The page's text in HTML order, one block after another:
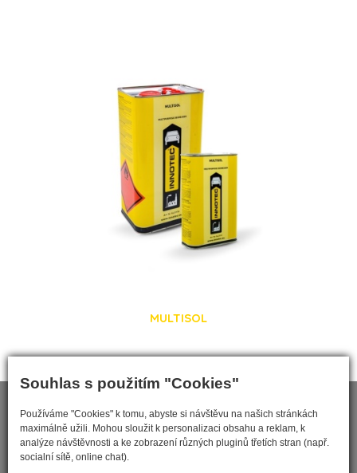
Souhlas s použitím "Cookies"
Používáme "Cookies" k tomu, abyste si návštěvu na našich stránkách
maximálně užili. Mohou sloužit k personalizaci obsahu a reklam, k
analýze návštěvnosti a ke zobrazení různých pluginů třetích stran (např.
socialní sítě, online chat).
MULTISOL